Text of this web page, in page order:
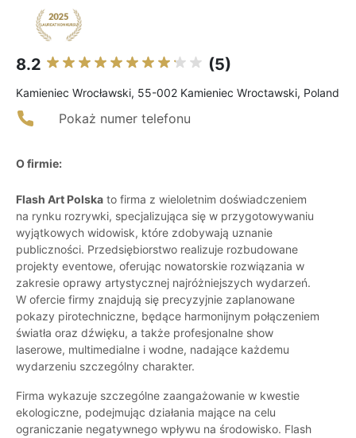
8.2 (5)
Kamieniec Wrocławski, 55-002 Kamieniec Wroctawski, Poland
Pokaż numer telefonu
O firmie:
Flash Art Polska to firma z wieloletnim doświadczeniem
na rynku rozrywki, specjalizująca się w przygotowywaniu
wyjątkowych widowisk, które zdobywają uznanie
publiczności. Przedsiębiorstwo realizuje rozbudowane
projekty eventowe, oferując nowatorskie rozwiązania w
zakresie oprawy artystycznej najróżniejszych wydarzeń.
W ofercie firmy znajdują się precyzyjnie zaplanowane
pokazy pirotechniczne, będące harmonijnym połączeniem
światła oraz dźwięku, a także profesjonalne show
laserowe, multimedialne i wodne, nadające każdemu
wydarzeniu szczególny charakter.
Firma wykazuje szczególne zaangażowanie w kwestie
ekologiczne, podejmując działania mające na celu
ograniczanie negatywnego wpływu na środowisko. Flash